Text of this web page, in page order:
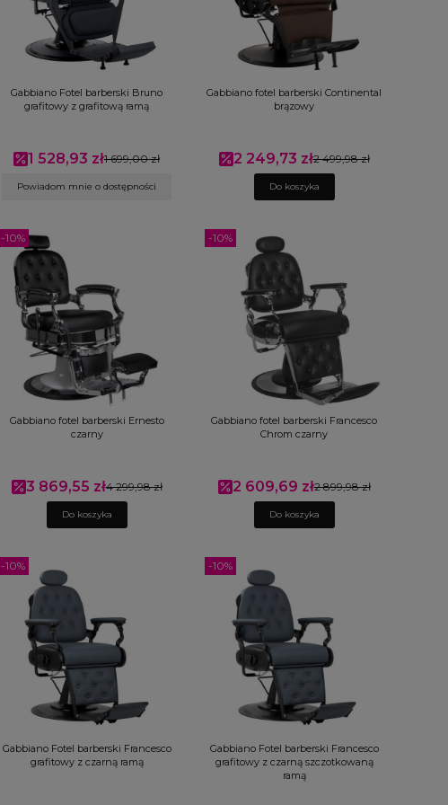
Gabbiano Fotel barberski Bruno
grafitowy z grafitową ramą
Cena promocyjna
1 528,93 zł1 699,00 zł
Powiadom mnie o dostępności
Gabbiano fotel barberski Continental
brązowy
Cena promocyjna
2 249,73 zł2 499,98 zł
Do koszyka
Gabbiano fotel barberski Ernesto
czarny
Cena promocyjna
3 869,55 zł4 299,98 zł
-10%
Do koszyka
Gabbiano fotel barberski Francesco
Chrom czarny
Cena promocyjna
2 609,69 zł2 899,98 zł
-10%
Do koszyka
Gabbiano Fotel barberski Francesco
grafitowy z czarną ramą
-10%
Gabbiano Fotel barberski Francesco
grafitowy z czarną szczotkowaną
ramą
-10%